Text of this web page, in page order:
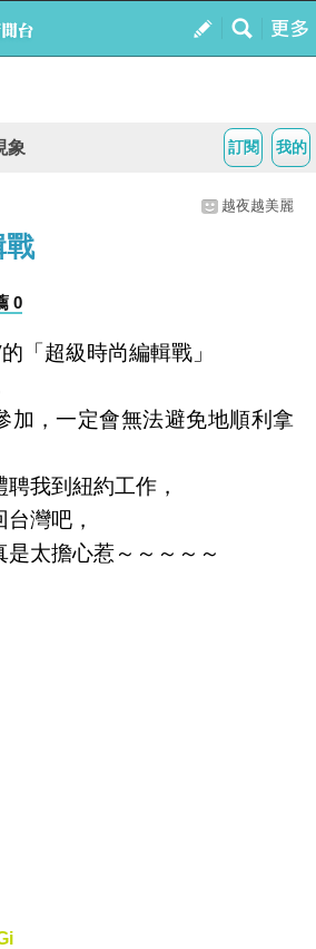
我的
訂閱
象
越夜越美麗
戰
0
「超級時尚編輯戰」
加，一定會無法避免地順利拿
我到紐約工作，
灣吧，
是太擔心惹～～～～～